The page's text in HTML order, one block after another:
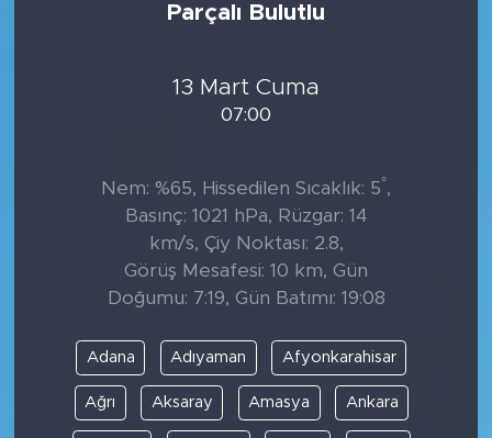
Parçalı Bulutlu
13 Mart Cuma
07:00
Nem: %65, Hissedilen Sıcaklık: 5°,
Basınç: 1021 hPa, Rüzgar: 14
km/s, Çiy Noktası: 2.8,
Görüş Mesafesi: 10 km, Gün
Doğumu: 7:19, Gün Batımı: 19:08
Adana Adıyaman Afyonkarahisar
Ağrı Aksaray Amasya Ankara